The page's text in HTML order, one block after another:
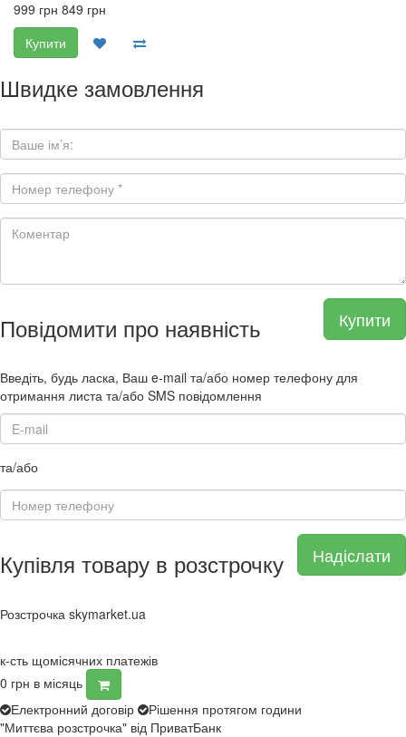
999 грн 849 грн
Купити
Швидке замовлення
Купити
Повідомити про наявність
Введіть, будь ласка, Ваш e-mail та/або номер телефону для
отримання листа та/або SMS повідомлення
та/або
Надіслати
Купівля товару в розстрочку
Розстрочка skymarket.ua
к-сть щомісячних платежів
0 грн в місяць
Електронний договір
Рішення протягом години
"Миттєва розстрочка" від ПриватБанк